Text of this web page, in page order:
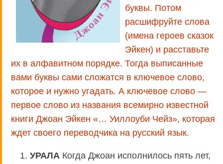
буквы. Потом
расшифруйте слова
(имена героев сказок
Эйкен) и расставьте
их в алфавитном порядке. Тогда выписанные
вами буквы сами сложатся в ключевое слово,
которое и нужно угадать. А ключевое слово —
первое слово из названия всемирно известной
книги Джоан Эйкен «… Уиллоуби Чейз», которая
ждет своего переводчика на русский язык.
1. УРАЛА Когда Джоан исполнилось пять лет,